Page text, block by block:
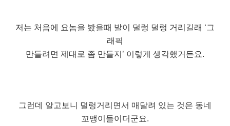
저는 처음에 요놈을 봤을때 발이 덜렁 덜렁 거리길래 ‘그
래픽
만들려면 제대로 좀 만들지’ 이렇게 생각했거든요.
그런데 알고보니 덜렁거리면서 매달려 있는 것은 동네
꼬맹이들이더군요.